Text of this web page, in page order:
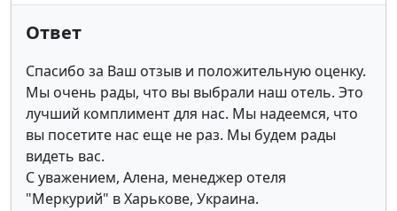
Ответ
Спасибо за Ваш отзыв и положительную оценку.
Мы очень рады, что вы выбрали наш отель. Это
лучший комплимент для нас. Мы надеемся, что
вы посетите нас еще не раз. Мы будем рады
видеть вас.
С уважением, Алена, менеджер отеля
"Меркурий" в Харькове, Украина.